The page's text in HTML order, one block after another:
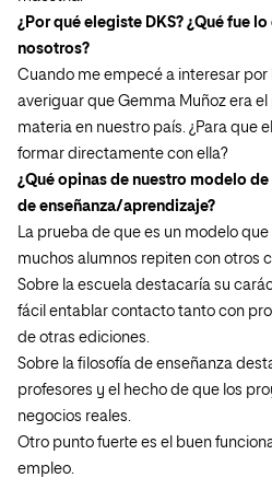
¿Por qué elegiste DKS? ¿Qué fue
nosotros?
Cuando me empecé a interesar por
averiguar que Gemma Muñoz era
materia en nuestro país. ¿Para que
formar directamente con ella?
¿Qué opinas de nuestro modelo
de enseñanza/aprendizaje?
La prueba de que es un modelo
muchos alumnos repiten con otros
Sobre la escuela destacaría su
fácil entablar contacto tanto con
de otras ediciones.
Sobre la filosofía de enseñanza
profesores y el hecho de que los
negocios reales.
Otro punto fuerte es el buen
empleo.